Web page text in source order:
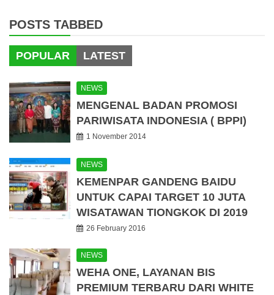
POSTS TABBED
POPULAR LATEST
NEWS
MENGENAL BADAN PROMOSI
PARIWISATA INDONESIA ( BPPI)
1 November 2014
NEWS
KEMENPAR GANDENG BAIDU
UNTUK CAPAI TARGET 10 JUTA
WISATAWAN TIONGKOK DI 2019
26 February 2016
NEWS
WEHA ONE, LAYANAN BIS
PREMIUM TERBARU DARI WHITE